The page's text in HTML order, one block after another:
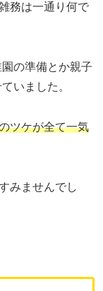
務は一通り何で
の準備とか親子
いました。
ツケが全て一気
みませんでし